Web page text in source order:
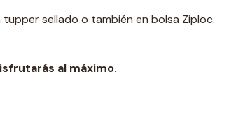
tupper sellado o también en bolsa Ziploc.
al máximo.